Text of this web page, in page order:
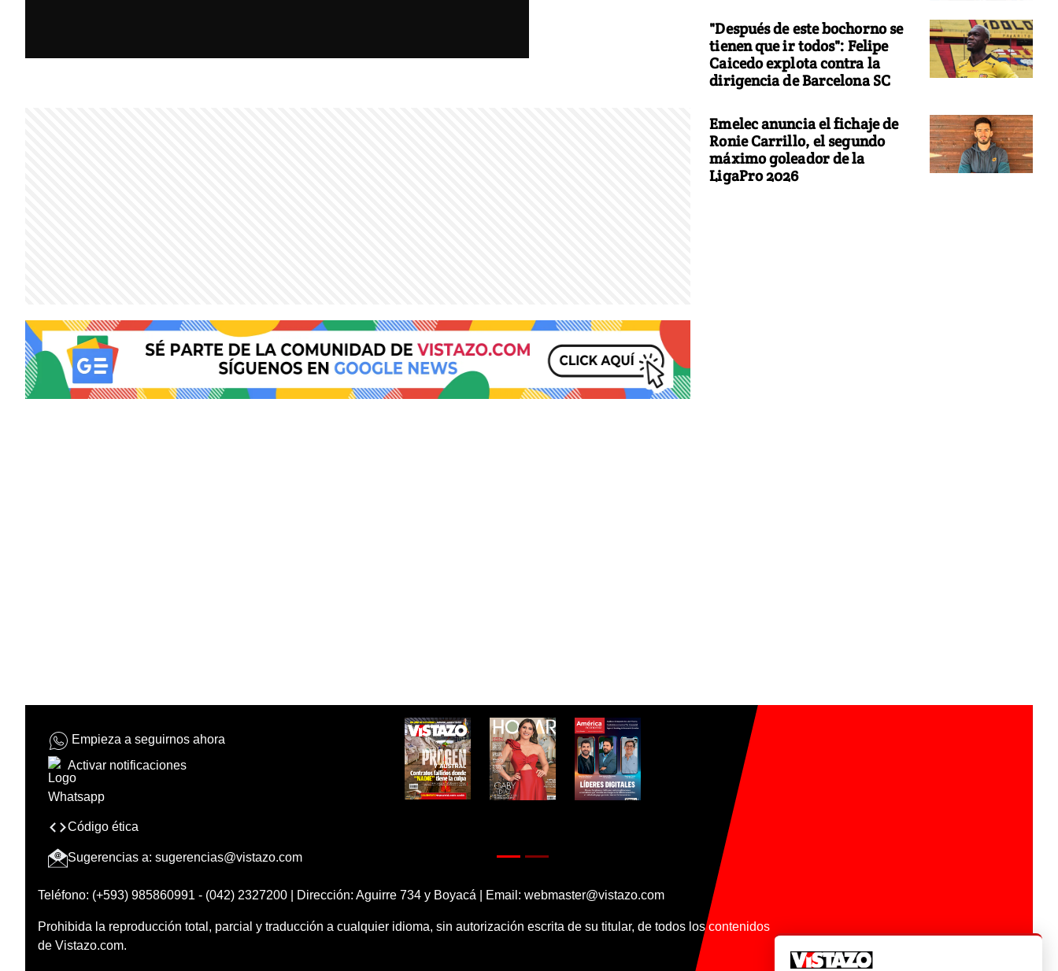
"Después de este bochorno se
tienen que ir todos": Felipe
Caicedo explota contra la
dirigencia de Barcelona SC
Emelec anuncia el fichaje de
Ronie Carrillo, el segundo
máximo goleador de la
LigaPro 2026
Empieza a seguirnos ahora
Activar notificaciones
Código ética
Sugerencias a: sugerencias@vistazo.com
Teléfono: (+593) 985860991 - (042) 2327200 | Dirección: Aguirre 734 y Boyacá | Email: webmaster@vistazo.com
Prohibida la reproducción total, parcial y traducción a cualquier idioma, sin autorización escrita de su titular, de todos los contenidos
de Vistazo.com.